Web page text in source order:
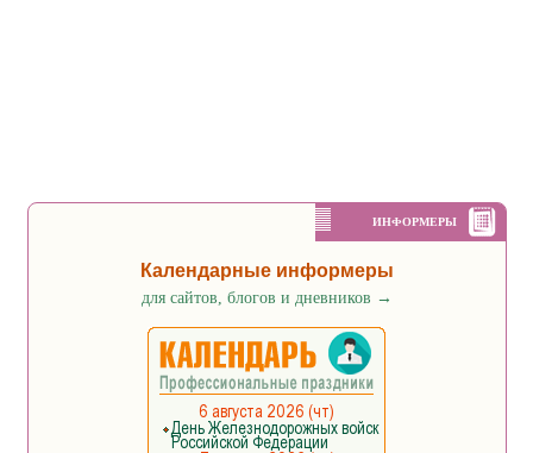
ИНФОРМЕРЫ
Календарные информеры
для сайтов, блогов и дневников →